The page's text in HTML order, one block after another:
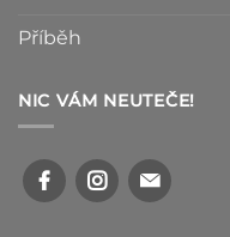
Příběh
NIC VÁM NEUTEČE!